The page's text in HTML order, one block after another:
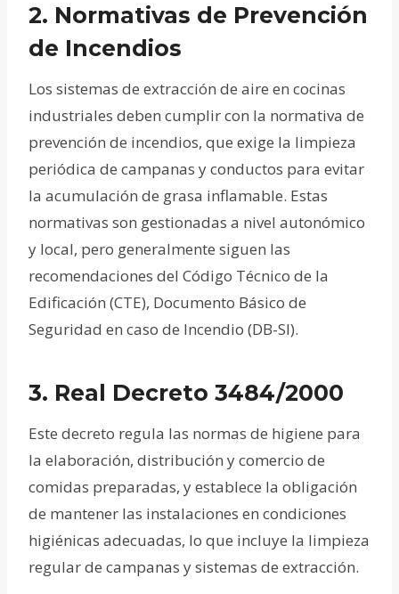
2. Normativas de Prevención
de Incendios
Los sistemas de extracción de aire en cocinas
industriales deben cumplir con la normativa de
prevención de incendios, que exige la limpieza
periódica de campanas y conductos para evitar
la acumulación de grasa inflamable. Estas
normativas son gestionadas a nivel autonómico
y local, pero generalmente siguen las
recomendaciones del Código Técnico de la
Edificación (CTE), Documento Básico de
Seguridad en caso de Incendio (DB-SI).
3. Real Decreto 3484/2000
Este decreto regula las normas de higiene para
la elaboración, distribución y comercio de
comidas preparadas, y establece la obligación
de mantener las instalaciones en condiciones
higiénicas adecuadas, lo que incluye la limpieza
regular de campanas y sistemas de extracción.